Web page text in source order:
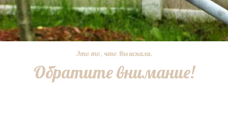
Это то, что Вы искали.
Обратите внимание!